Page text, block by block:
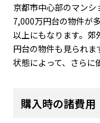
京都市中心部のマン
7,000万円台の物件が
以上にもなります。
円台の物件も見られ
状態によって、さらに
購入時の諸費用